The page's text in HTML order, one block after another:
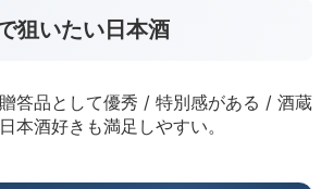
狙いたい日本酒
答品として優秀 / 特別感がある / 酒蔵
本酒好きも満足しやすい。